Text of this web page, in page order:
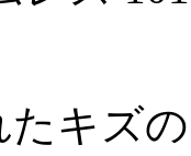
たキズ